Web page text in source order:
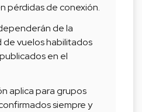
pérdidas de conexión.
de la
de vuelos habilitados
en el
aplica para grupos
siempre y